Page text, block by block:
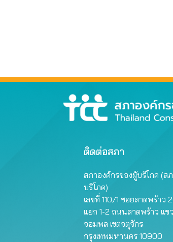
ติดต่อสภา
สภาองค์กรของผู้บริโภค (ส
บริโภค)
เลขที่ 110/1 ซอยลาดพร้าว
แยก 1-2 ถนนลาดพร้าว แข
จอมพล เขตจตุจักร
กรุงเทพมหานคร 10900